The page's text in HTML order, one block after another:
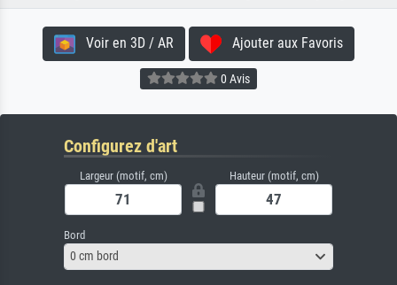
Voir en 3D / AR Ajouter aux Favoris
0 Avis
Configurez d'art
Largeur (motif, cm) Hauteur (motif, cm)
Bord
0 cm bord